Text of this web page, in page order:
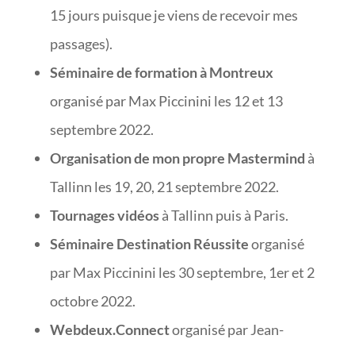
15 jours puisque je viens de recevoir mes
passages).
Séminaire de formation à Montreux
organisé par Max Piccinini les 12 et 13
septembre 2022.
Organisation de mon propre Mastermind à
Tallinn les 19, 20, 21 septembre 2022.
Tournages vidéosà Tallinn puis à Paris.
Séminaire Destination Réussiteorganisé
par Max Piccinini les 30 septembre, 1er et 2
octobre 2022.
Webdeux.Connectorganisé par Jean-